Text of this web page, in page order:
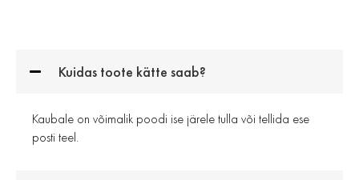
Kuidas toote kätte saab?
Kaubale on võimalik poodi ise järele tulla või tellida ese
posti teel.